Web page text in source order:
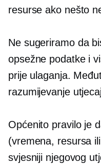
resurse ako nešto
Ne sugeriramo da
opsežne podatke i
prije ulaganja.
razumijevanje
Općenito pravilo je
(vremena, resursa
svjesniji njegovog